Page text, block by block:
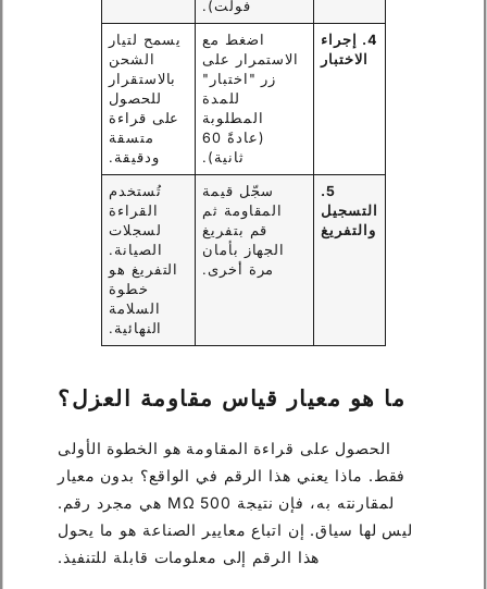
فولت).
4. إجراء
الاختبار
اضغط مع
الاستمرار على
زر "اختبار"
للمدة
المطلوبة
(عادةً 60
ثانية).
يسمح لتيار
الشحن
بالاستقرار
للحصول
على قراءة
متسقة
ودقيقة.
5.
التسجيل
والتفريغ
سجّل قيمة
المقاومة ثم
قم بتفريغ
الجهاز بأمان
مرة أخرى.
تُستخدم
القراءة
لسجلات
الصيانة.
التفريغ هو
خطوة
السلامة
النهائية.
ما هو معيار قياس مقاومة العزل؟
الحصول على قراءة المقاومة هو الخطوة الأولى
فقط. ماذا يعني هذا الرقم في الواقع؟ بدون معيار
لمقارنته به، فإن نتيجة 500 MΩ هي مجرد رقم.
ليس لها سياق. إن اتباع معايير الصناعة هو ما يحول
هذا الرقم إلى معلومات قابلة للتنفيذ.